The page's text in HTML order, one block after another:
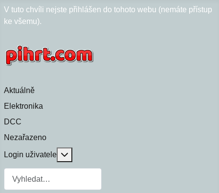
V tuto chvíli nejste přihlášen do tohoto webu (nemáte přístup
ke všemu).
Aktuálně
Elektronika
DCC
Nezařazeno
Login uživatele